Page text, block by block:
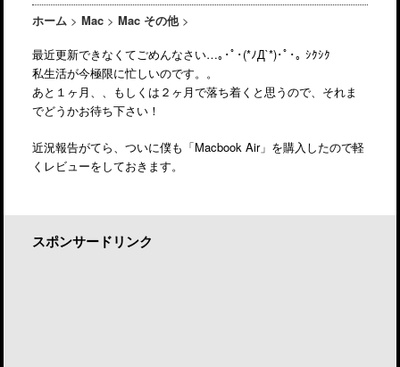
ホーム > Mac > Mac その他 >
最近更新できなくてごめんなさい…｡･ﾟ･(*ﾉД`*)･ﾟ･｡ ｼｸｼｸ
私生活が今極限に忙しいのです。。
あと１ヶ月、、もしくは２ヶ月で落ち着くと思うので、それま
でどうかお待ち下さい！
近況報告がてら、ついに僕も「Macbook Air」を購入したので軽
くレビューをしておきます。
スポンサードリンク